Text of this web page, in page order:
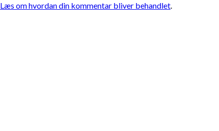
Læs om hvordan din kommentar bliver behandlet.